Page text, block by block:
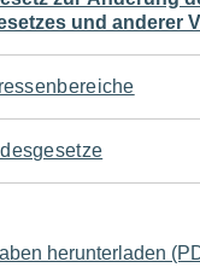
und anderer
herunterladen